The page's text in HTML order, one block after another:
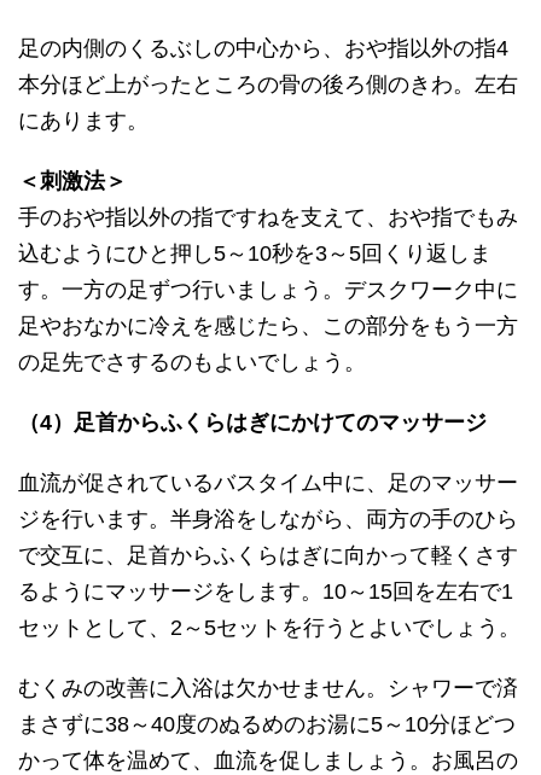
足の内側のくるぶしの中心から、おや指以外の指4
本分ほど上がったところの骨の後ろ側のきわ。左右
にあります。
＜刺激法＞
手のおや指以外の指ですねを支えて、おや指でもみ
込むようにひと押し5～10秒を3～5回くり返しま
す。一方の足ずつ行いましょう。デスクワーク中に
足やおなかに冷えを感じたら、この部分をもう一方
の足先でさするのもよいでしょう。
（4）足首からふくらはぎにかけてのマッサージ
血流が促されているバスタイム中に、足のマッサー
ジを行います。半身浴をしながら、両方の手のひら
で交互に、足首からふくらはぎに向かって軽くさす
るようにマッサージをします。10～15回を左右で1
セットとして、2～5セットを行うとよいでしょう。
むくみの改善に入浴は欠かせません。シャワーで済
まさずに38～40度のぬるめのお湯に5～10分ほどつ
かって体を温めて、血流を促しましょう。お風呂の